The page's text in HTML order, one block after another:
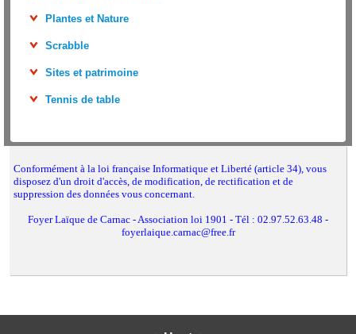
Plantes et Nature
Scrabble
Sites et patrimoine
Tennis de table
Conformément à la loi française Informatique et Liberté (article 34), vous
disposez d'un droit d'accès, de modification, de rectification et de
suppression des données vous concernant.
Foyer Laïque de Carnac - Association loi 1901 - Tél : 02.97.52.63.48 -
foyerlaique.carnac@free.fr